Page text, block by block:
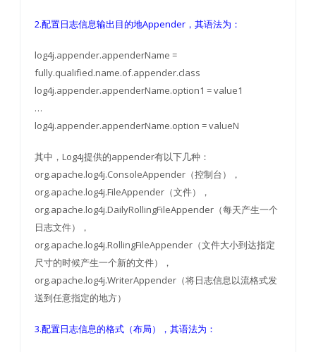
2.配置日志信息输出目的地Appender，其语法为：
log4j.appender.appenderName =
fully.qualified.name.of.appender.class
log4j.appender.appenderName.option1 = value1
…
log4j.appender.appenderName.option = valueN
其中，Log4j提供的appender有以下几种：
org.apache.log4j.ConsoleAppender（控制台），
org.apache.log4j.FileAppender（文件），
org.apache.log4j.DailyRollingFileAppender（每天产生一个
日志文件），
org.apache.log4j.RollingFileAppender（文件大小到达指定
尺寸的时候产生一个新的文件），
org.apache.log4j.WriterAppender（将日志信息以流格式发
送到任意指定的地方）
3.配置日志信息的格式（布局），其语法为：